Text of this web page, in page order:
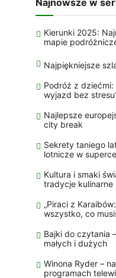
Najnowsze w
Kierunki 2025:
mapie
Najpiękniejsze
Podróż z
wyjazd bez
Najlepsze
city break
Sekrety taniego
lotnicze w
Kultura i smaki
tradycje kulinarne
„Piraci z
wszystko, co
Bajki do czytania
małych i dużych
Winona Ryder –
programach